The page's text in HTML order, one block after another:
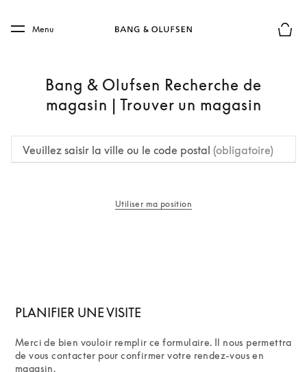
Skip to main footer
Menu
Bang & Olufsen Recherche de
magasin | Trouver un magasin
Veuillez saisir la ville ou le code postal (obligatoire)
Utiliser ma position
PLANIFIER UNE VISITE
Merci de bien vouloir remplir ce formulaire. Il nous permettra
de vous contacter pour confirmer votre rendez-vous en
magasin.